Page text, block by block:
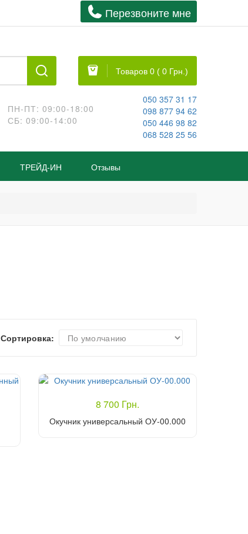
Перезвоните мне
Товаров 0 ( 0 Грн.)
ПН-ПТ: 09:00-18:00
СБ: 09:00-14:00
050 357 31 17
098 877 94 62
050 446 98 82
068 528 25 56
ТРЕЙД-ИН Отзывы
Сортировка:
8 700 Грн.
Окучник универсальный ОУ-00.000